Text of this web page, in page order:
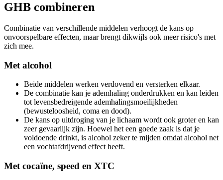
GHB combineren
Combinatie van verschillende middelen verhoogt de kans op
onvoorspelbare effecten, maar brengt dikwijls ook meer risico's met
zich mee.
Met alcohol
Beide middelen werken verdovend en versterken elkaar.
De combinatie kan je ademhaling onderdrukken en kan leiden
tot levensbedreigende ademhalingsmoeilijkheden
(bewusteloosheid, coma en dood).
De kans op uitdroging van je lichaam wordt ook groter en kan
zeer gevaarlijk zijn. Hoewel het een goede zaak is dat je
voldoende drinkt, is alcohol zeker te mijden omdat alcohol net
een vochtafdrijvend effect heeft.
Met cocaïne, speed en XTC